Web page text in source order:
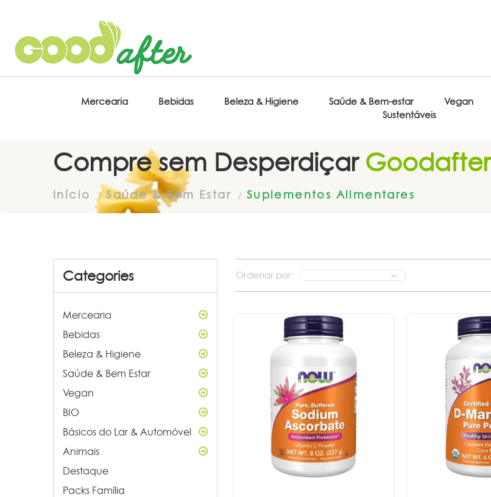
Mercearia Bebidas Beleza & Higiene Saúde & Bem-estar Vegan
Sustentáveis
Compre sem DesperdiçarGoodafter
Início Saúde & Bem Estar Suplementos Alimentares
Categories
Mercearia
Bebidas
Beleza & Higiene
Saúde & Bem Estar
Vegan
BIO
Básicos do Lar & Automóvel
Animais
Destaque
Packs Família
Ordenar por: